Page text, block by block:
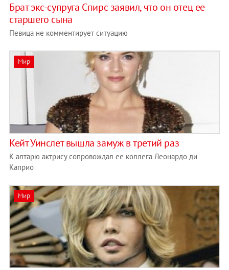
Брат экс-супруга Спирс заявил, что он отец ее
старшего сына
Певица не комментирует ситуацию
Мир
Кейт Уинслет вышла замуж в третий раз
К алтарю актрису сопровождал ее коллега Леонардо ди
Каприо
Мир